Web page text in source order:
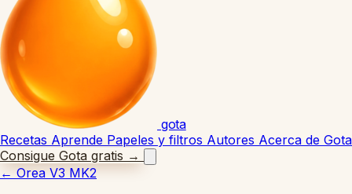
gota
Recetas Aprende Papeles y filtros Autores Acerca de Gota
Consigue Gota gratis →
← Orea V3 MK2